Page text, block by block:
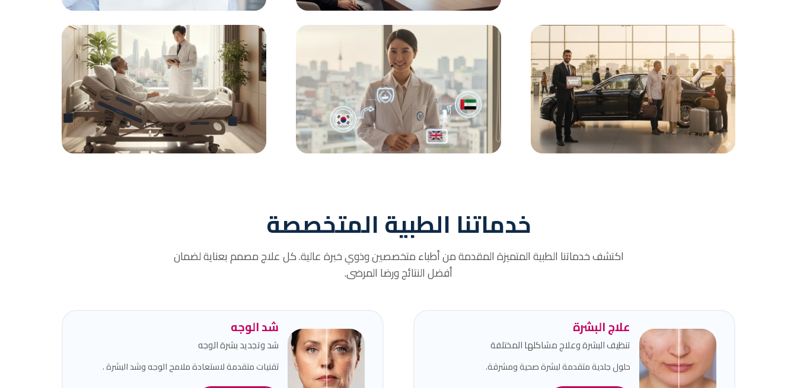
أطباء متخصصون وذو خبرة عالية لضمان أفضل
النتائج لكل حالة. دعم مستمر
استشارات طبية متخصصة، حجز موعد مع أفضل
الأطباء المتخصصين في مختلف المجالات الطبية.
نتائج مضمونة
متابعة شخصية لكل حالة لضمان تحقيق النتائج
المرجوة.
خدماتنا الطبية المتخصصة
اكتشف خدماتنا الطبية المتميزة المقدمة من أطباء متخصصين وذوي خبرة عالية. كل علاج مصمم بعناية لضمان
أفضل النتائج ورضا المرضى.
علاج البشرة
تنظيف البشرة وعلاج مشاكلها المختلفة
حلول جلدية متقدمة لبشرة صحية ومشرقة.
شد الوجه
شد وتجديد بشرة الوجه
تقنيات متقدمة لاستعادة ملامح الوجه وشد البشرة .